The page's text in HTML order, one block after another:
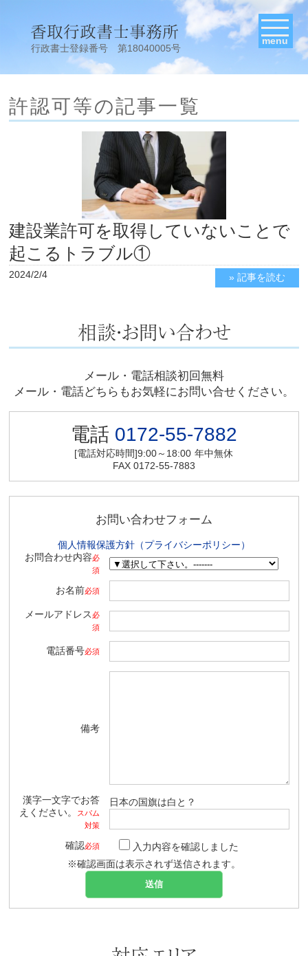
行政書士登録番号 第18040005号
menu
許認可等の記事一覧
建設業許可を取得していないことで
起こるトラブル①
2024/2/4 » 記事を読む
メール・電話相談初回無料
メール・電話どちらもお気軽にお問い合せください。
電話 0172-55-7882
[電話対応時間]9:00～18:00 年中無休
FAX 0172-55-7883
お問い合わせフォーム
個人情報保護方針（プライバシーポリシー）
お問合わせ内容必
須
お名前必須
メールアドレス 必
須
電話番号必須
備考
漢字一文字でお答
えください。
スパム
対策
日本の国旗は白と？
確認必須
入力内容を確認しました
※確認画面は表示されず送信されます。